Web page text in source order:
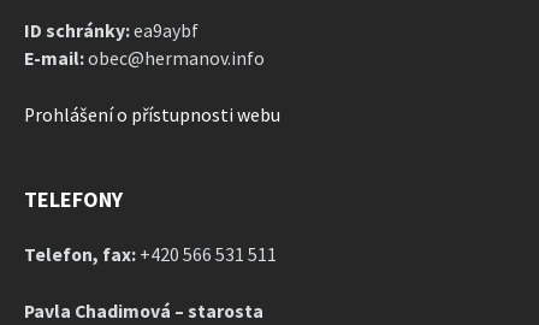
ID schránky:ea9aybf
E-mail:obec@hermanov.info
Prohlášení o přístupnosti webu
TELEFONY
Telefon, fax: +420 566 531 511
Pavla Chadimová – starosta